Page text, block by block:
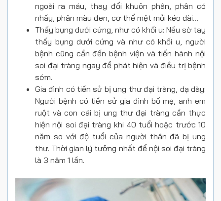
ngoài ra máu, thay đổi khuôn phân, phân có
nhầy, phân màu đen, cơ thể mệt mỏi kéo dài…
Thấy bụng dưới cứng, như có khối u: Nếu sờ tay
thấy bụng dưới cứng và như có khối u, người
bệnh cũng cần đến bệnh viện và tiến hành nội
soi đại tràng ngay để phát hiện và điều trị bệnh
sớm.
Gia đình có tiền sử bị ung thư đại tràng, dạ dày:
Người bệnh có tiền sử gia đình bố mẹ, anh em
ruột và con cái bị ung thư đại tràng cần thực
hiện nội soi đại tràng khi 40 tuổi hoặc trước 10
năm so với độ tuổi của người thân đã bị ung
thư. Thời gian lý tưởng nhất để nội soi đại tràng
là 3 năm 1 lần.